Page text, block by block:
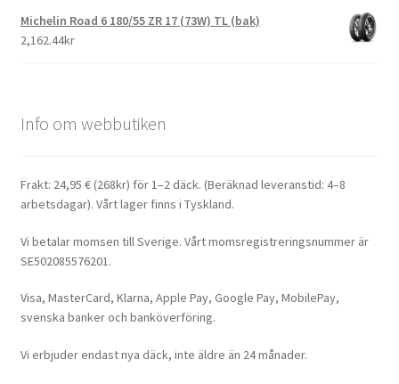
Michelin Road 6 180/55 ZR 17 (73W) TL (bak)
2,162.44kr
Info om webbutiken
Frakt: 24,95 € (268kr) för 1–2 däck. (Beräknad leveranstid: 4–8
arbetsdagar). Vårt lager finns i Tyskland.
Vi betalar momsen till Sverige. Vårt momsregistreringsnummer är
SE502085576201.
Visa, MasterCard, Klarna, Apple Pay, Google Pay, MobilePay,
svenska banker och banköverföring.
Vi erbjuder endast nya däck, inte äldre än 24 månader.